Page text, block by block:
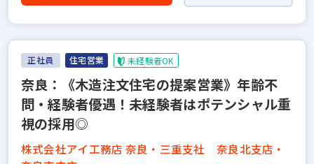
正社員 住宅営業 未経験者OK
奈良：《木造注文住宅の提案営業》年齢不
問・経験者優遇！未経験者はポテンシャル重
視の採用◎
株式会社アイ工務店 奈良・三重支社 奈良北支店・